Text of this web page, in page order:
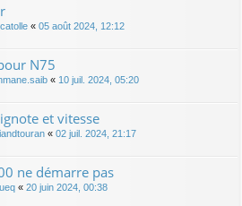
« 05 août 2024, 12:12
N75
« 10 juil. 2024, 05:20
et vitesse
« 02 juil. 2024, 21:17
ne démarre pas
« 20 juin 2024, 00:38